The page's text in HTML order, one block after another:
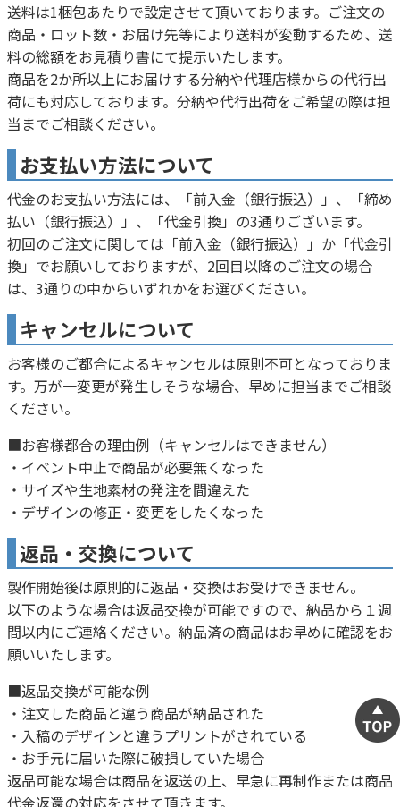
送料は1梱包あたりで設定させて頂いております。ご注文の
商品・ロット数・お届け先等により送料が変動するため、送
料の総額をお見積り書にて提示いたします。
商品を2か所以上にお届けする分納や代理店様からの代行出
荷にも対応しております。分納や代行出荷をご希望の際は担
当までご相談ください。
お支払い方法について
代金のお支払い方法には、「前入金（銀行振込）」、「締め
払い（銀行振込）」、「代金引換」の3通りございます。
初回のご注文に関しては「前入金（銀行振込）」か「代金引
換」でお願いしておりますが、2回目以降のご注文の場合
は、3通りの中からいずれかをお選びください。
キャンセルについて
お客様のご都合によるキャンセルは原則不可となっておりま
す。万が一変更が発生しそうな場合、早めに担当までご相談
ください。
■お客様都合の理由例（キャンセルはできません）
・イベント中止で商品が必要無くなった
・サイズや生地素材の発注を間違えた
・デザインの修正・変更をしたくなった
返品・交換について
製作開始後は原則的に返品・交換はお受けできません。
以下のような場合は返品交換が可能ですので、納品から１週
間以内にご連絡ください。納品済の商品はお早めに確認をお
願いいたします。
■返品交換が可能な例
・注文した商品と違う商品が納品された
・入稿のデザインと違うプリントがされている
・お手元に届いた際に破損していた場合
返品可能な場合は商品を返送の上、早急に再制作または商品
代金返還の対応をさせて頂きます。